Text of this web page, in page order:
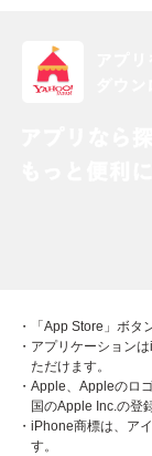
・「App Store」ボタ
・アプリケーション
ただけます。
・Apple、Appleのロ
国のApple Inc.の登
・iPhone商標は、ア
す。